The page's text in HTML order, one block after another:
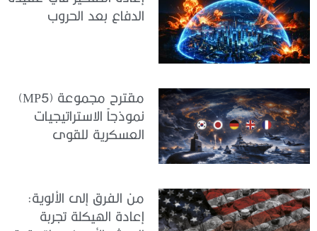
الدفاع بعد الحروب
مقترح مجموعة (MP5)
نموذجاً الاستراتيجيات
العسكرية للقوى
من الفرق إلى الألوية:
إعادة الهيكلة تجربة